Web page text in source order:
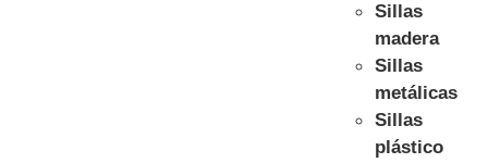
Sillas
madera
Sillas
metálicas
Sillas
plástico